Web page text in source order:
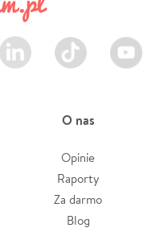
LinkedIn TikTok Youtube
O nas
Opinie
Raporty
Za darmo
Blog